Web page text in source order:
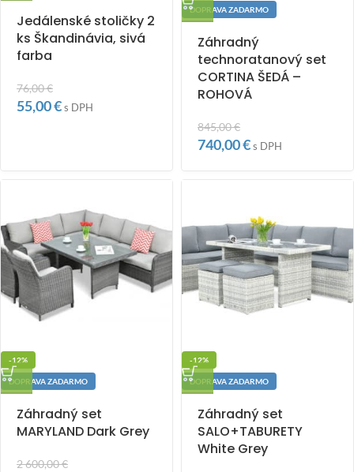
Jedálenské stoličky 2
ks Škandinávia, sivá
farba
76,00€
55,00€s DPH
DOPRAVA ZADARMO
Záhradný
technoratanový set
CORTINA ŠEDÁ –
ROHOVÁ
845,00€
740,00€s DPH
-12%
DOPRAVA ZADARMO
Záhradný set
MARYLAND Dark Grey
2 600,00€
-12%
DOPRAVA ZADARMO
Záhradný set
SALO+TABURETY
White Grey